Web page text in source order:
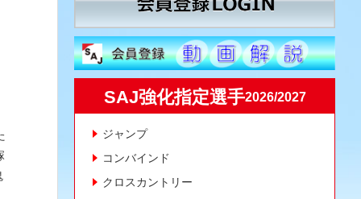
SAJ強化指定選手2026/2027
ジャンプ
コンバインド
クロスカントリー